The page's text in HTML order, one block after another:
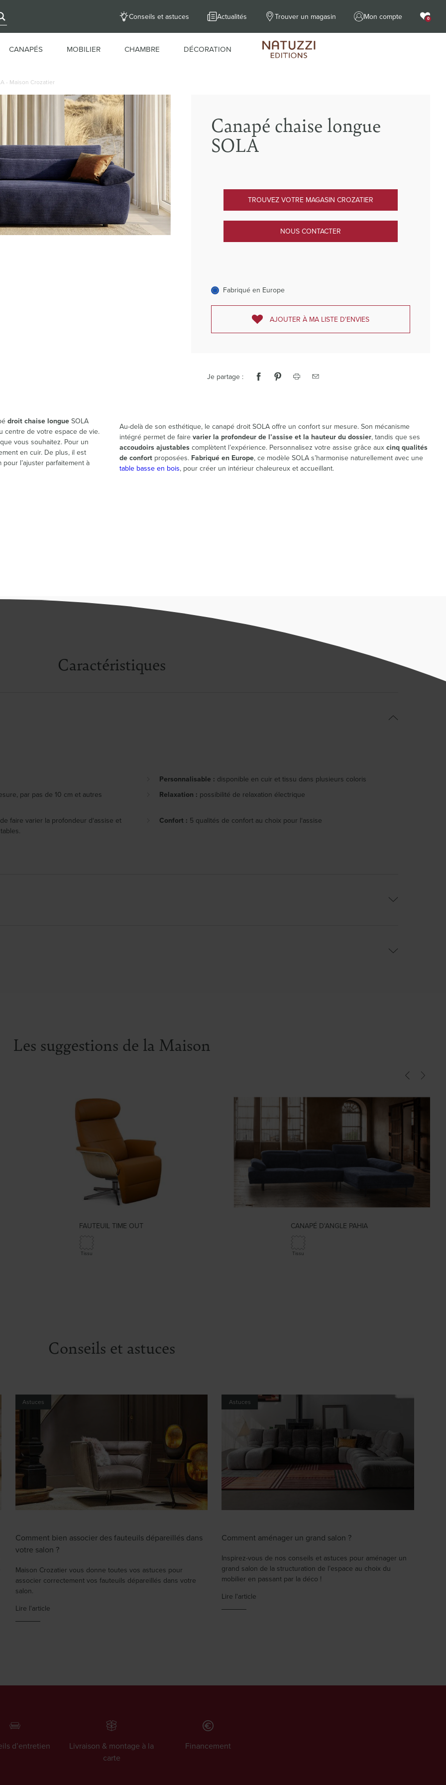
CANAPÉS MOBILIER CHAMBRE DÉCORATION
Conseils et astuces Actualités Trouver un magasin Mon compte 0
- Maison Crozatier
Canapé chaise longue
SOLA
TROUVEZ VOTRE MAGASIN CROZATIER
NOUS CONTACTER
Fabriqué en Europe
AJOUTER À MA LISTE D'ENVIES
Je partage :
droit chaise longue SOLA
centre de votre espace de vie.
vous souhaitez. Pour un
en cuir. De plus, il est
pour l’ajuster parfaitement à
Au-delà de son esthétique, le canapé droit SOLA offre un confort sur mesure. Son mécanisme
intégré permet de faire varier la profondeur de l’assise et la hauteur du dossier, tandis que ses
accoudoirs ajustables complètent l’expérience. Personnalisez votre assise grâce aux cinq qualités
de confort proposées. Fabriqué en Europe, ce modèle SOLA s’harmonise naturellement avec une
table basse en bois, pour créer un intérieur chaleureux et accueillant.
Caractéristiques
Personnalisable : disponible en cuir et tissu dans plusieurs coloris
par pas de 10 cm et autres
Relaxation : possibilité de relaxation électrique
faire varier la profondeur d‘assise et
Confort : 5 qualités de confort au choix pour l‘assise
dossiers « avance-recule ». 1 batterie intégré dans l'accoudoir.
Fabrication européenne.
Les suggestions de la Maison
FAUTEUIL TIME OUT
Tissu
CANAPÉ D'ANGLE PAHIA
Tissu
Conseils et astuces
Astuces
Comment bien associer des fauteuils dépareillés dans
votre salon ?
Maison Crozatier vous donne toutes vos astuces pour
associer correctement vos fauteuils dépareillés dans votre
salon.
Lire l'article
Astuces
Comment aménager un grand salon ?
Inspirez-vous de nos conseils et astuces pour aménager un
grand salon de la structuration de l’espace au choix du
mobilier en passant par la déco !
Lire l'article
d’entretien
Livraison & montage à la
carte
Financement